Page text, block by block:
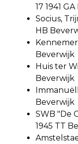
17 1941
Socius,
HB
Beverwijk
Huis ter
Beverwijk
Beverwijk
SWB "De
1945 TT